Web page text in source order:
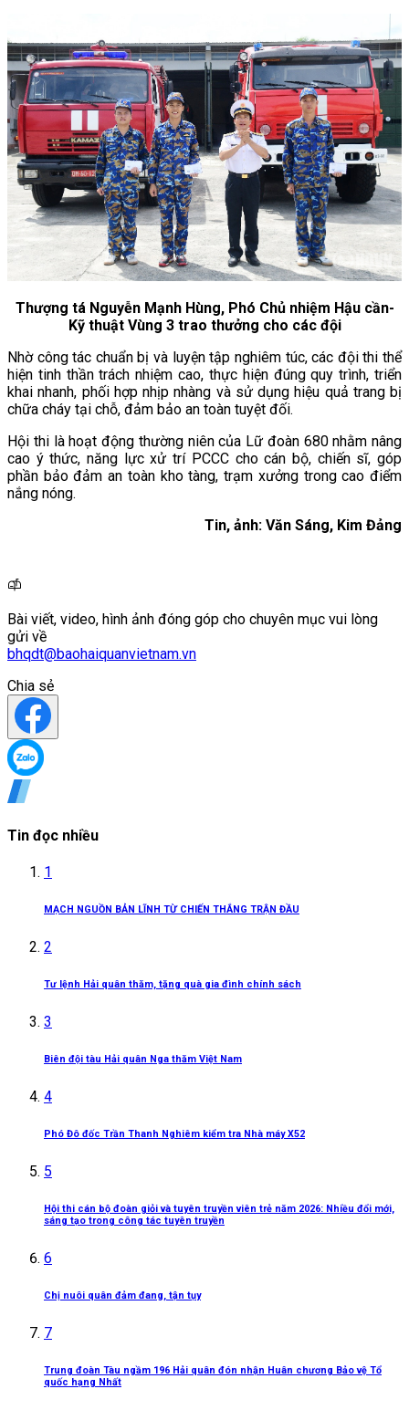
Thượng tá Nguyễn Mạnh Hùng, Phó Chủ nhiệm Hậu cần-
Kỹ thuật Vùng 3 trao thưởng cho các đội
Nhờ công tác chuẩn bị và luyện tập nghiêm túc, các đội thi thể
hiện tinh thần trách nhiệm cao, thực hiện đúng quy trình, triển
khai nhanh, phối hợp nhịp nhàng và sử dụng hiệu quả trang bị
chữa cháy tại chỗ, đảm bảo an toàn tuyệt đối.
Hội thi là hoạt động thường niên của Lữ đoàn 680 nhằm nâng
cao ý thức, năng lực xử trí PCCC cho cán bộ, chiến sĩ, góp
phần bảo đảm an toàn kho tàng, trạm xưởng trong cao điểm
nắng nóng.
Tin, ảnh: Văn Sáng, Kim Đảng
Bài viết, video, hình ảnh đóng góp cho chuyên mục vui lòng
gửi về
bhqdt@baohaiquanvietnam.vn
Chia sẻ
Tin đọc nhiều
1
MẠCH NGUỒN BẢN LĨNH TỪ CHIẾN THẮNG TRẬN ĐẦU
2
Tư lệnh Hải quân thăm, tặng quà gia đình chính sách
3
Biên đội tàu Hải quân Nga thăm Việt Nam
4
Phó Đô đốc Trần Thanh Nghiêm kiểm tra Nhà máy X52
5
Hội thi cán bộ đoàn giỏi và tuyên truyền viên trẻ năm 2026: Nhiều đổi mới,
sáng tạo trong công tác tuyên truyền
6
Chị nuôi quân đảm đang, tận tụy
7
Trung đoàn Tàu ngầm 196 Hải quân đón nhận Huân chương Bảo vệ Tổ
quốc hạng Nhất